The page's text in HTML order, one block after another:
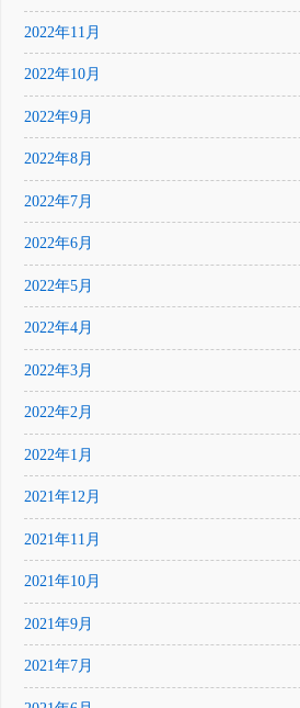
2022年11月
2022年10月
2022年9月
2022年8月
2022年7月
2022年6月
2022年5月
2022年4月
2022年3月
2022年2月
2022年1月
2021年12月
2021年11月
2021年10月
2021年9月
2021年7月